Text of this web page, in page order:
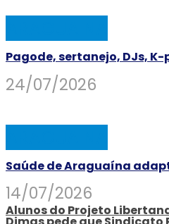
Pagode, sertanejo, DJs,
24/07/2026
Saúde de Araguaína
14/07/2026
Alunos do Projeto